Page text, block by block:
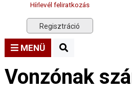
Hírlevél feliratkozás
Regisztráció
MENÜ
Vonzónak